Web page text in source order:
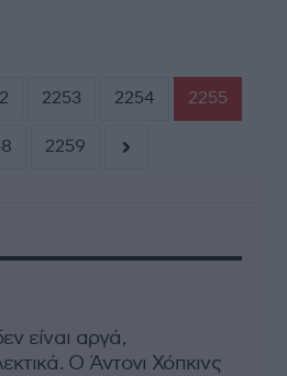
2253 2254 2255
2259
είναι αργά,
Ο Άντονι Χόπκινς